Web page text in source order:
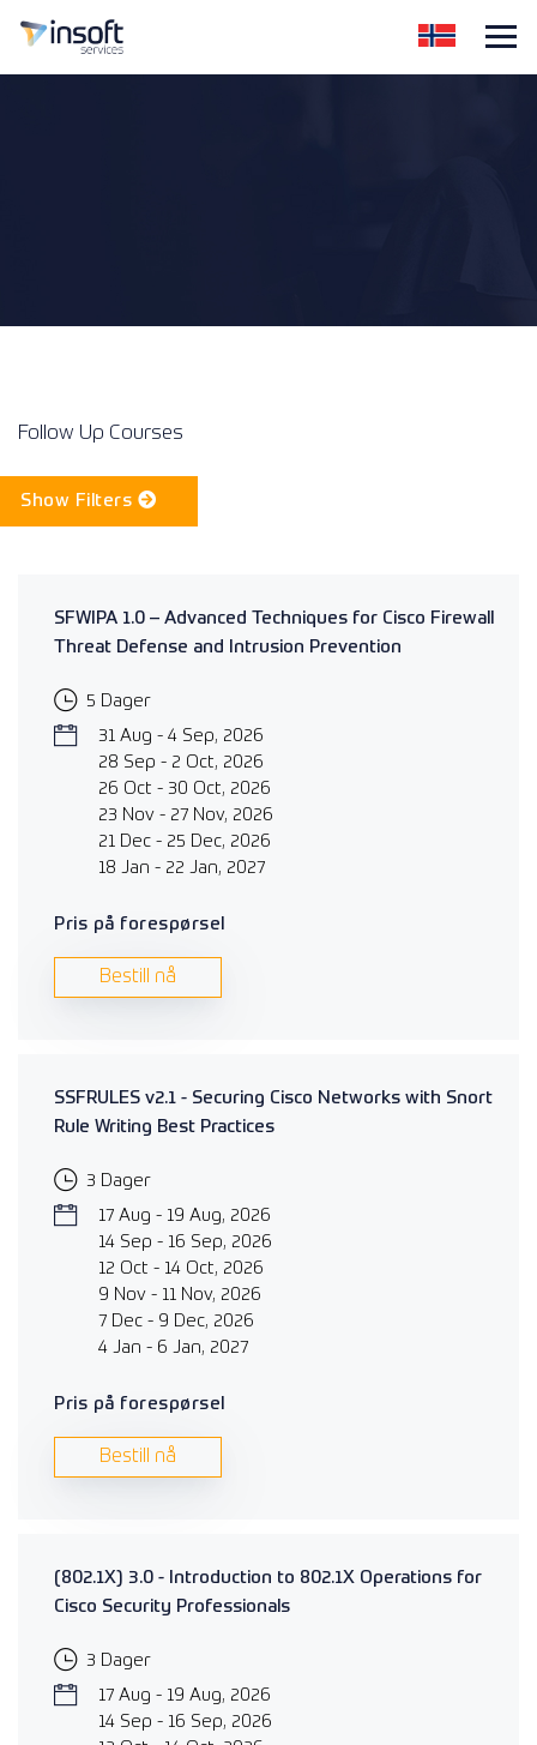
Follow Up Courses
Show Filters
SFWIPA 1.0 – Advanced Techniques for Cisco Firewall
Threat Defense and Intrusion Prevention
5 Dager
31 Aug - 4 Sep, 2026
28 Sep - 2 Oct, 2026
26 Oct - 30 Oct, 2026
23 Nov - 27 Nov, 2026
21 Dec - 25 Dec, 2026
18 Jan - 22 Jan, 2027
Pris på forespørsel
Bestill nå
SSFRULES v2.1 - Securing Cisco Networks with Snort
Rule Writing Best Practices
3 Dager
17 Aug - 19 Aug, 2026
14 Sep - 16 Sep, 2026
12 Oct - 14 Oct, 2026
9 Nov - 11 Nov, 2026
7 Dec - 9 Dec, 2026
4 Jan - 6 Jan, 2027
Pris på forespørsel
Bestill nå
(802.1X) 3.0 - Introduction to 802.1X Operations for
Cisco Security Professionals
3 Dager
17 Aug - 19 Aug, 2026
14 Sep - 16 Sep, 2026